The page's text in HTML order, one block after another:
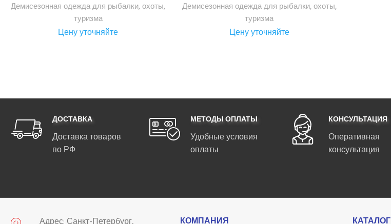
Демисезонная одежда для рыбалки, охоты,
туризма
Цену уточняйте
Демисезонная одежда для рыбалки, охоты,
туризма
Цену уточняйте
ДОСТАВКА
Доставка товаров
по РФ
МЕТОДЫ ОПЛАТЫ
Удобные условия
оплаты
КОНСУЛЬТАЦИЯ
Оперативная
консультация